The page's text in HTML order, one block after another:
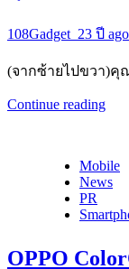
108Gadget_23 ปี ago
(จากซ้ายไปขวา)
Continue reading
Mobile
News
PR
OPPO